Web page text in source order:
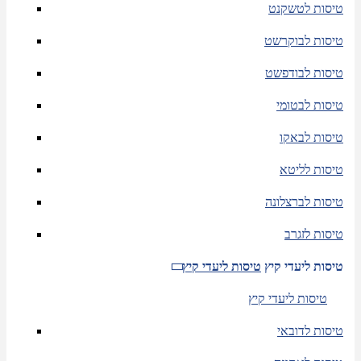
טיסות לטשקנט
טיסות לבוקרשט
טיסות לבודפשט
טיסות לבטומי
טיסות לבאקו
טיסות לליטא
טיסות לברצלונה
טיסות לזגרב
טיסות ליעדי קיץ טיסות ליעדי קיץ
טיסות ליעדי קיץ
טיסות לדובאי